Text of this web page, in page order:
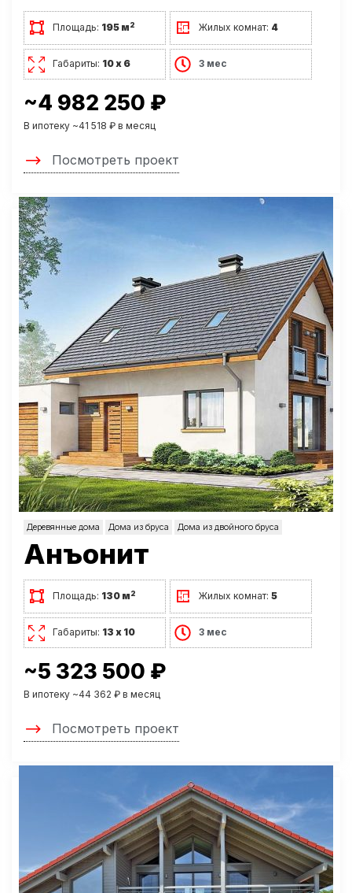
Площадь: 195 м2 Жилых комнат: 4
Габариты: 10 х 6 3 мес
~4 982 250 ₽
В ипотеку ~41 518 ₽ в месяц
Посмотреть проект
Деревянные дома Дома из бруса Дома из двойного бруса
Анъонит
Площадь: 130 м2 Жилых комнат:5
Габариты: 13 х 10 3 мес
~5 323 500 ₽
В ипотеку ~44 362 ₽ в месяц
Посмотреть проект